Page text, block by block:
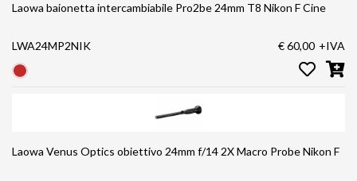
Laowa baionetta intercambiabile Pro2be 24mm T8 Nikon F Cine
LWA24MP2NIK € 60,00 +IVA
Laowa Venus Optics obiettivo 24mm f/14 2X Macro Probe Nikon F